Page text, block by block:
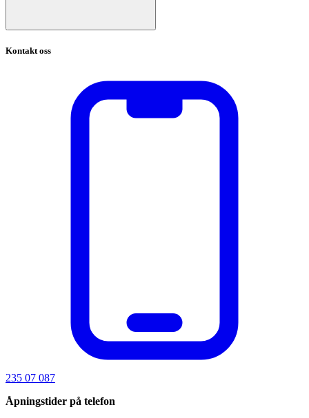
Kontakt oss
235 07 087
Åpningstider på telefon